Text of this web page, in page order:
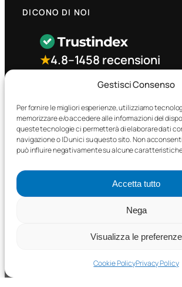
Gestisci Consenso
Per fornire le migliori esperienze, utilizziamo
memorizzare e/o accedere alle informazioni del
queste tecnologie ci permetterà di elaborare dati
navigazione o ID unici su questo sito. Non
può influire negativamente su alcune
Accetta tutto
Nega
Visualizza le preferenze
Cookie PolicyPrivacy Policy
DICONO DI NOI
★4.8–1458 recensioni
CONTATTO RAPIDO
©2025 MTC Automotive s.r.l. . Tutti i